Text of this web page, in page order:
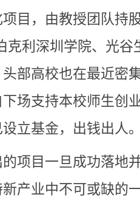
目，由教授团队持
克利深圳学院、光谷
部高校也在最近密
场支持本校师生创
立基金，出钱出人
项目一旦成功落地
产业中不可或缺的